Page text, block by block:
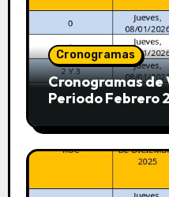
Cronogramas
Cronogramas de
Periodo Febrero